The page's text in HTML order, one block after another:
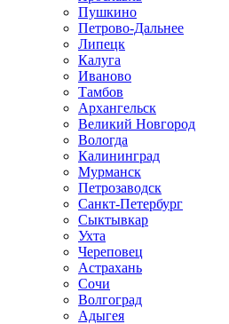
Пушкино
Петрово-Дальнее
Липецк
Калуга
Иваново
Тамбов
Архангельск
Великий Новгород
Вологда
Калининград
Мурманск
Петрозаводск
Санкт-Петербург
Сыктывкар
Ухта
Череповец
Астрахань
Сочи
Волгоград
Адыгея